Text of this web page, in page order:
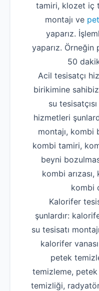
tamiri, klozet iç
montajı ve
yaparız.
yaparız.
50
Acil tesisatçı
birikimine
su
hizmetleri
montajı, kombi
kombi tamiri,
beyni
kombi
kombi
Kalorifer
şunlardır:
su tesisatı
kalorifer
petek
temizleme,
temizliği,